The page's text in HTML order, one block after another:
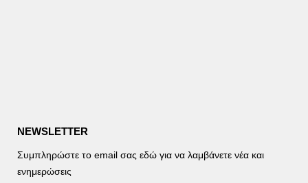
NEWSLETTER
Συμπληρώστε το email σας εδώ για να λαμβάνετε νέα και
ενημερώσεις